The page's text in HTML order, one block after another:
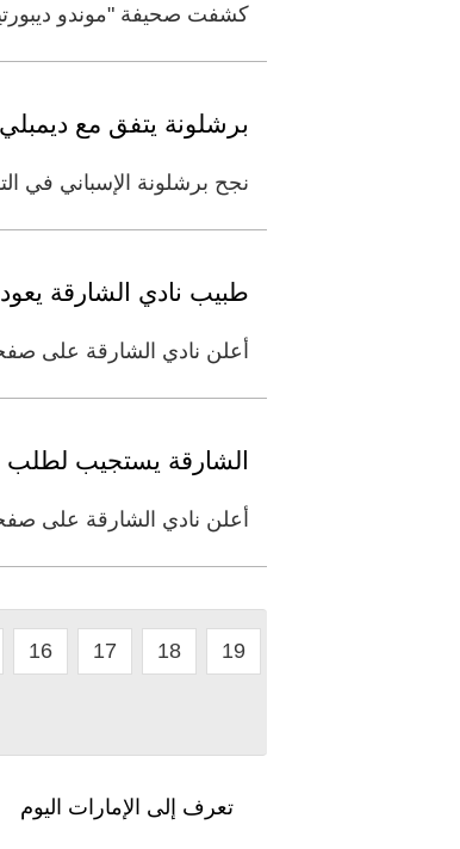
كشفت صحيفة "موندو
برشلونة يتفق مع
نجح برشلونة الإسباني في
طبيب نادي الشارقة
أعلن نادي الشارقة على
الشارقة يستجيب لطلب
أعلن نادي الشارقة على
16 17 18 19
تعرف إلى الإمارات اليوم